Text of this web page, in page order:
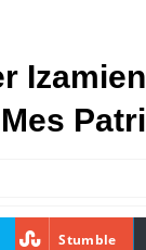
Stumble